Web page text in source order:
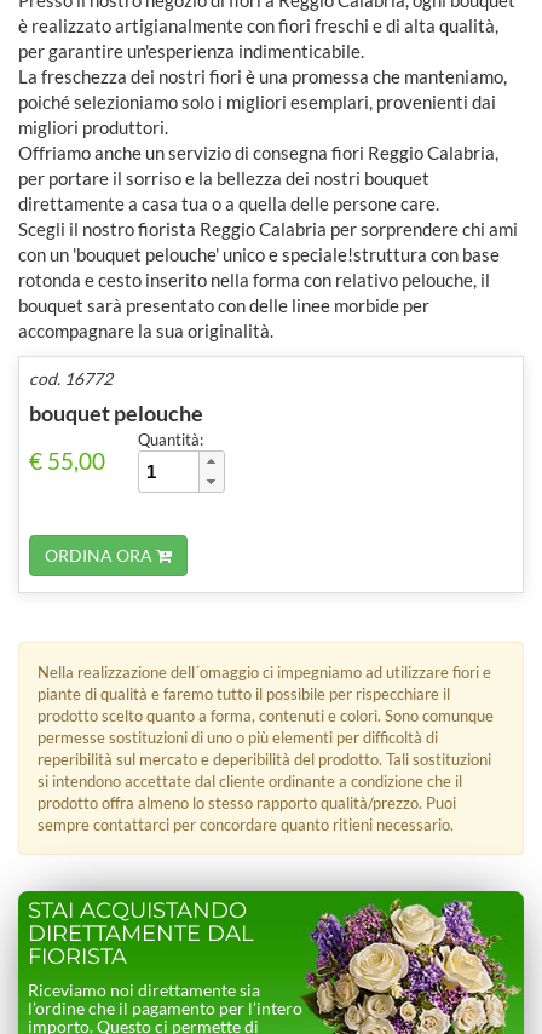
è realizzato artigianalmente con fiori freschi e di alta qualità,
per garantire un'esperienza indimenticabile.
La freschezza dei nostri fiori è una promessa che manteniamo,
poiché selezioniamo solo i migliori esemplari, provenienti dai
migliori produttori.
Offriamo anche un servizio di consegna fiori Reggio Calabria,
per portare il sorriso e la bellezza dei nostri bouquet
direttamente a casa tua o a quella delle persone care.
Scegli il nostro fiorista Reggio Calabria per sorprendere chi ami
con un 'bouquet pelouche' unico e speciale!struttura con base
rotonda e cesto inserito nella forma con relativo pelouche, il
bouquet sarà presentato con delle linee morbide per
accompagnare la sua originalità.
cod. 16772
bouquet pelouche
€ 55,00
Quantità:
ORDINA ORA
Nella realizzazione dell´omaggio ci impegniamo ad utilizzare fiori e
piante di qualità e faremo tutto il possibile per rispecchiare il
prodotto scelto quanto a forma, contenuti e colori. Sono comunque
permesse sostituzioni di uno o più elementi per difficoltà di
reperibilità sul mercato e deperibilità del prodotto. Tali sostituzioni
si intendono accettate dal cliente ordinante a condizione che il
prodotto offra almeno lo stesso rapporto qualità/prezzo. Puoi
sempre contattarci per concordare quanto ritieni necessario.
STAI ACQUISTANDO
DIRETTAMENTE DAL
FIORISTA
Riceviamo noi direttamente sia
l’ordine che il pagamento per l’intero
importo. Questo ci permette di